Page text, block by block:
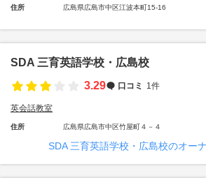
住所 広島県広島市中区江波本町15-16
SDA 三育英語学校・広島校
3.29
口コミ 1件
英会話教室
住所 広島県広島市中区竹屋町４－４
SDA 三育英語学校・広島校のオー